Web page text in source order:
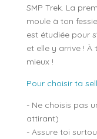
SMP Trek. La
moule à ton
est étudiée pour
et elle y arrive !
mieux !
Pour choisir ta
- Ne choisis pas
attirant)
- Assure toi